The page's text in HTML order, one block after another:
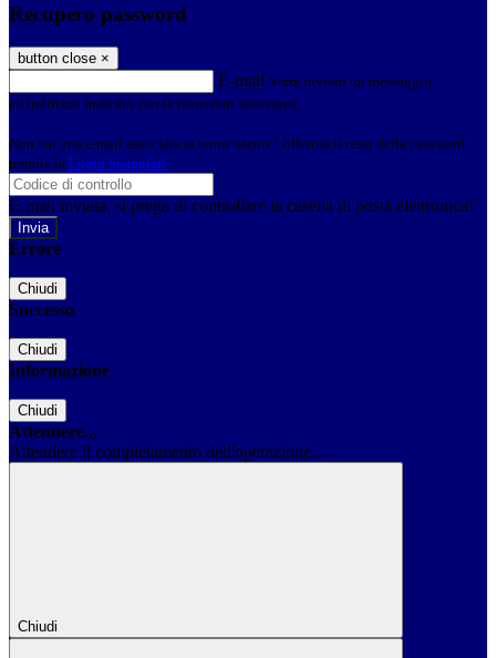
Recupero password
button close ×
E-mail Verrà inviato un messaggio
all'indirizzo indicato con le istruzioni necessarie.
Non hai una e-mail associata al nome utente? Effettua il reset della password
tramite la Login Spaggiari
E-mail inviata, si prega di controllare la casella di posta elettronica!
Errore
Chiudi
Successo
Chiudi
Informazione
Chiudi
Attendere...
Attendere il completamento dell'operazione...
Chiudi